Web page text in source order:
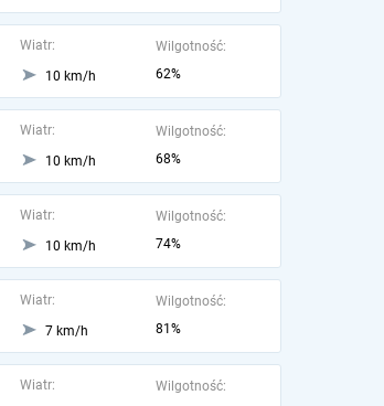
Wiatr:
10 km/h
Wilgotność:
62%
Wiatr:
10 km/h
Wilgotność:
68%
Wiatr:
10 km/h
Wilgotność:
74%
Wiatr:
7 km/h
Wilgotność:
81%
Wiatr:
Wilgotność: